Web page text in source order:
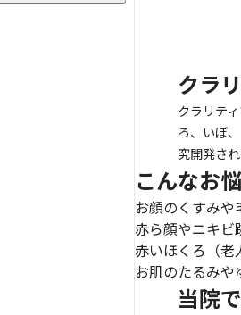
クラ
クラリテ
ろ、いぼ
究開発さ
こんなお
お顔のくすみ
赤ら顔やニキビ
赤いほくろ（老
お肌のたるみ
当院